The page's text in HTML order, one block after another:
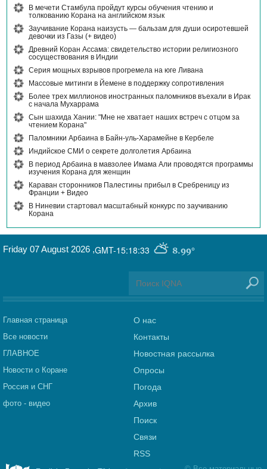
В мечети Стамбула пройдут курсы обучения чтению и
толкованию Корана на английском язык
Заучивание Корана наизусть — бальзам для души осиротевшей
девочки из Газы (+ видео)
Древний Коран Ассама: свидетельство истории религиозного
сосуществования в Индии
Серия мощных взрывов прогремела на юге Ливана
Массовые митинги в Йемене в поддержку сопротивления
Более трех миллионов иностранных паломников въехали в Ирак
с начала Мухаррама
Сын шахида Хании: "Мне не хватает наших встреч с отцом за
чтением Корана"
Паломники Арбаина в Байн-уль-Харамейне в Кербеле
Индийское СМИ о секрете долголетия Арбаина
В период Арбаина в мавзолее Имама Али проводятся программы
изучения Корана для женщин
Караван сторонников Палестины прибыл в Сребреницу из
Франции + Видео
В Ниневии стартовал масштабный конкурс по заучиванию
Корана
GMT-15:18:33 8.99°
Friday 07 August 2026 ,
Главная страница
Все новости
ГЛАВНОЕ
Новости о Коране
Россия и СНГ
фото - видео
О нас
Контакты
Новостная рассылка
Опросы
Погода
Архив
Поиск
Связи
RSS